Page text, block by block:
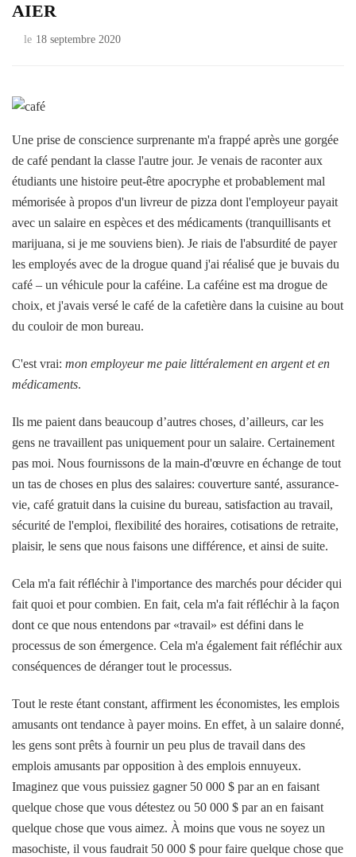
AIER
le 18 septembre 2020
Une prise de conscience surprenante m'a frappé après une gorgée
de café pendant la classe l'autre jour. Je venais de raconter aux
étudiants une histoire peut-être apocryphe et probablement mal
mémorisée à propos d'un livreur de pizza dont l'employeur payait
avec un salaire en espèces et des médicaments (tranquillisants et
marijuana, si je me souviens bien). Je riais de l'absurdité de payer
les employés avec de la drogue quand j'ai réalisé que je buvais du
café – un véhicule pour la caféine. La caféine est ma drogue de
choix, et j'avais versé le café de la cafetière dans la cuisine au bout
du couloir de mon bureau.
C'est vrai: mon employeur me paie littéralement en argent et en
médicaments.
Ils me paient dans beaucoup d’autres choses, d’ailleurs, car les
gens ne travaillent pas uniquement pour un salaire. Certainement
pas moi. Nous fournissons de la main-d'œuvre en échange de tout
un tas de choses en plus des salaires: couverture santé, assurance-
vie, café gratuit dans la cuisine du bureau, satisfaction au travail,
sécurité de l'emploi, flexibilité des horaires, cotisations de retraite,
plaisir, le sens que nous faisons une différence, et ainsi de suite.
Cela m'a fait réfléchir à l'importance des marchés pour décider qui
fait quoi et pour combien. En fait, cela m'a fait réfléchir à la façon
dont ce que nous entendons par «travail» est défini dans le
processus de son émergence. Cela m'a également fait réfléchir aux
conséquences de déranger tout le processus.
Tout le reste étant constant, affirment les économistes, les emplois
amusants ont tendance à payer moins. En effet, à un salaire donné,
les gens sont prêts à fournir un peu plus de travail dans des
emplois amusants par opposition à des emplois ennuyeux.
Imaginez que vous puissiez gagner 50 000 $ par an en faisant
quelque chose que vous détestez ou 50 000 $ par an en faisant
quelque chose que vous aimez. À moins que vous ne soyez un
masochiste, il vous faudrait 50 000 $ pour faire quelque chose que